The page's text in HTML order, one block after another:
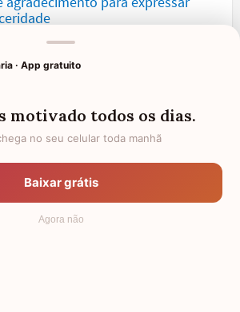
que tocam o coração e
que vão encher você de
sinceras para corrigir erros e
· App gratuito
motivado todos os dias.
no seu celular toda manhã
Baixar grátis
Agora não